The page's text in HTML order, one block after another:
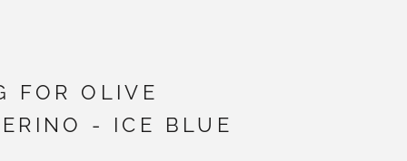
FOR OLIVE
- ICE BLUE